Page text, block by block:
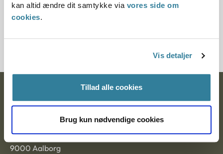
kan altid ændre dit samtykke via vores side om
cookies.
Vis detaljer
Tillad alle cookies
Brug kun nødvendige cookies
Journalnummer
21012-9420240-95
Nytorv 7, 2. sal
9000 Aalborg